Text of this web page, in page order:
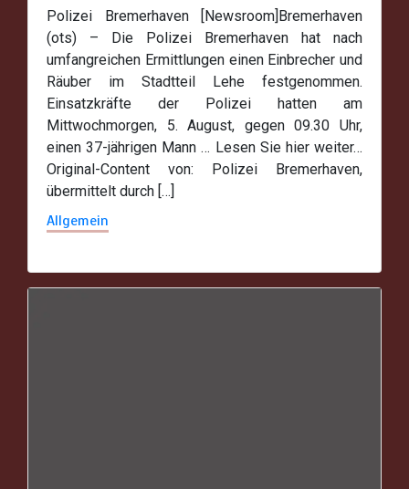
Polizei Bremerhaven [Newsroom]Bremerhaven
(ots) – Die Polizei Bremerhaven hat nach
umfangreichen Ermittlungen einen Einbrecher und
Räuber im Stadtteil Lehe festgenommen.
Einsatzkräfte der Polizei hatten am
Mittwochmorgen, 5. August, gegen 09.30 Uhr,
einen 37-jährigen Mann … Lesen Sie hier weiter…
Original-Content von: Polizei Bremerhaven,
übermittelt durch […]
Allgemein